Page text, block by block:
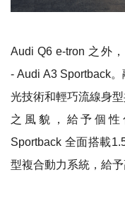
Audi Q6 e-tron 之外
- Audi A3 Sportback
光技術和輕巧流線身
之風貌，給予個
Sportback 全面搭載
型複合動力系統，給